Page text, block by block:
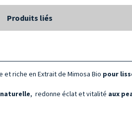
Produits liés
riche en Extrait de Mimosa Bio pour
, redonne éclat et vitalité aux